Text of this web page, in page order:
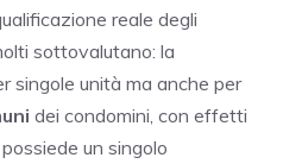
reale degli
sottovalutano: la
singole unità ma anche per
dei condomini, con effetti
un singolo